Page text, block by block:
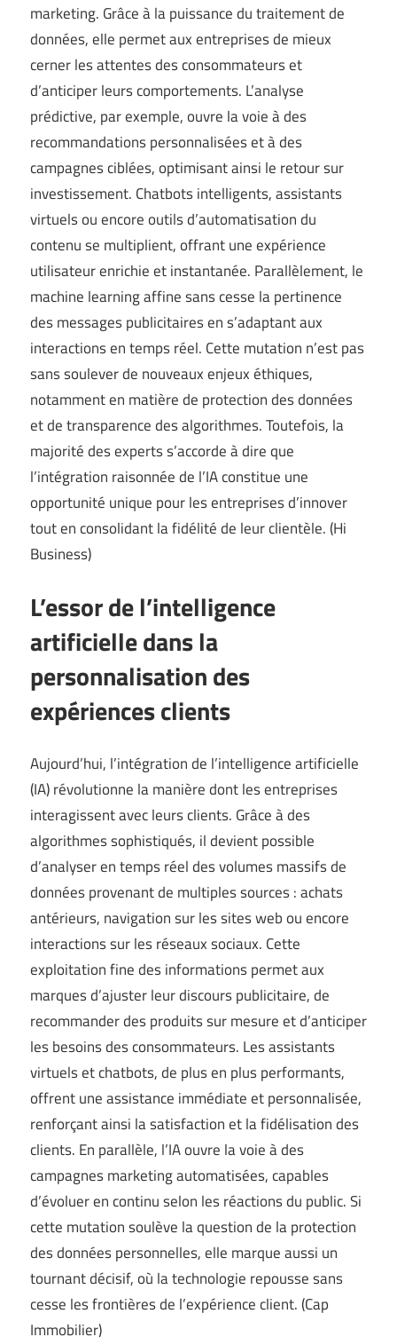
marketing. Grâce à la puissance du traitement de
données, elle permet aux entreprises de mieux
cerner les attentes des consommateurs et
d’anticiper leurs comportements. L’analyse
prédictive, par exemple, ouvre la voie à des
recommandations personnalisées et à des
campagnes ciblées, optimisant ainsi le retour sur
investissement. Chatbots intelligents, assistants
virtuels ou encore outils d’automatisation du
contenu se multiplient, offrant une expérience
utilisateur enrichie et instantanée. Parallèlement, le
machine learning affine sans cesse la pertinence
des messages publicitaires en s’adaptant aux
interactions en temps réel. Cette mutation n’est pas
sans soulever de nouveaux enjeux éthiques,
notamment en matière de protection des données
et de transparence des algorithmes. Toutefois, la
majorité des experts s’accorde à dire que
l’intégration raisonnée de l’IA constitue une
opportunité unique pour les entreprises d’innover
tout en consolidant la fidélité de leur clientèle. (Hi
Business)
L’essor de l’intelligence
artificielle dans la
personnalisation des
expériences clients
Aujourd’hui, l’intégration de l’intelligence artificielle
(IA) révolutionne la manière dont les entreprises
interagissent avec leurs clients. Grâce à des
algorithmes sophistiqués, il devient possible
d’analyser en temps réel des volumes massifs de
données provenant de multiples sources : achats
antérieurs, navigation sur les sites web ou encore
interactions sur les réseaux sociaux. Cette
exploitation fine des informations permet aux
marques d’ajuster leur discours publicitaire, de
recommander des produits sur mesure et d’anticiper
les besoins des consommateurs. Les assistants
virtuels et chatbots, de plus en plus performants,
offrent une assistance immédiate et personnalisée,
renforçant ainsi la satisfaction et la fidélisation des
clients. En parallèle, l’IA ouvre la voie à des
campagnes marketing automatisées, capables
d’évoluer en continu selon les réactions du public. Si
cette mutation soulève la question de la protection
des données personnelles, elle marque aussi un
tournant décisif, où la technologie repousse sans
cesse les frontières de l’expérience client. (Cap
Immobilier)